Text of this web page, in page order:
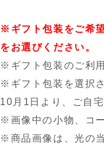
※ギフト包装をご希
をお選びください。
※ギフト包装のご利
※ギフト包装を選択
10月1日より、ご自
※画像中の小物、コ
※商品画像は、光の